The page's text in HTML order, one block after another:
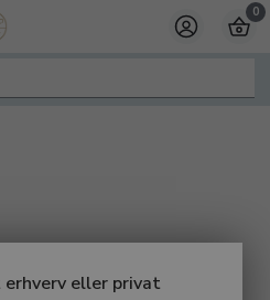
eller privat
0